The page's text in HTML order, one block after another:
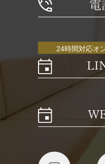
電
24時間対応オ